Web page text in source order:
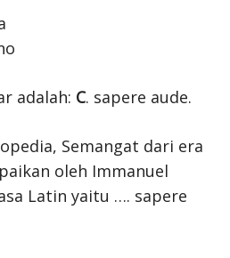
adalah: C. sapere aude.
Semangat dari era
oleh Immanuel
Latin yaitu …. sapere